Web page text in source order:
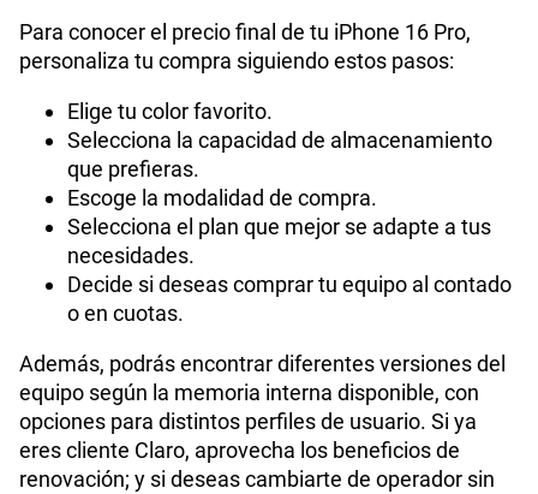
Para conocer el precio final de tu iPhone 16 Pro,
personaliza tu compra siguiendo estos pasos:
Elige tu color favorito.
Selecciona la capacidad de almacenamiento
que prefieras.
Escoge la modalidad de compra.
Selecciona el plan que mejor se adapte a tus
necesidades.
Decide si deseas comprar tu equipo al contado
o en cuotas.
Además, podrás encontrar diferentes versiones del
equipo según la memoria interna disponible, con
opciones para distintos perfiles de usuario. Si ya
eres cliente Claro, aprovecha los beneficios de
renovación; y si deseas cambiarte de operador sin